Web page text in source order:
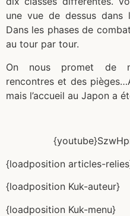
une vue de dessus dans
Dans les phases de
au tour par tour.
On nous promet de
rencontres et des
mais l’accueil au Japon a
{loadposition articles-
{loadposition Kuk-auteur}
{loadposition Kuk-menu}